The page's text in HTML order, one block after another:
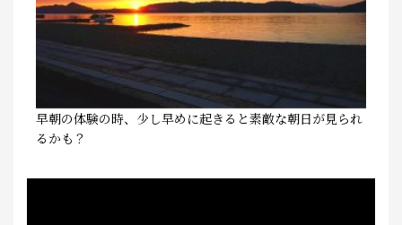
早朝の体験の時、少し早めに起きると素敵な朝日が見られ
るかも？